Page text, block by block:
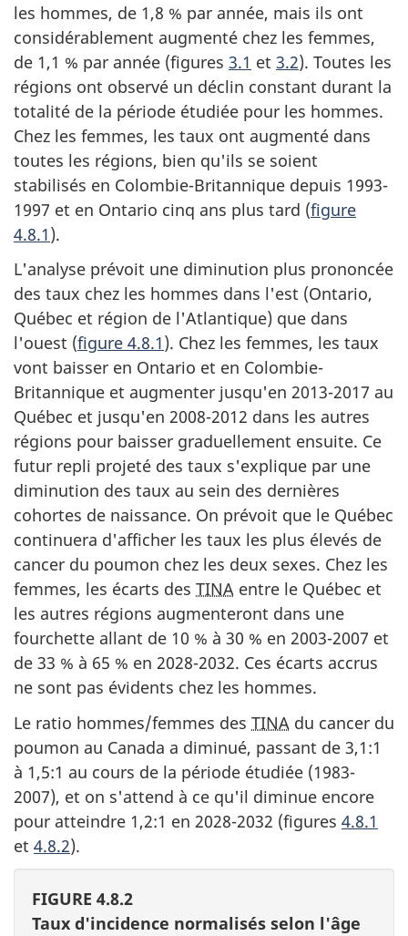
les hommes, de 1,8 % par année, mais ils ont
considérablement augmenté chez les femmes,
de 1,1 % par année (figures 3.1 et 3.2). Toutes les
régions ont observé un déclin constant durant la
totalité de la période étudiée pour les hommes.
Chez les femmes, les taux ont augmenté dans
toutes les régions, bien qu'ils se soient
stabilisés en Colombie-Britannique depuis 1993-
1997 et en Ontario cinq ans plus tard (figure
4.8.1).
L'analyse prévoit une diminution plus prononcée
des taux chez les hommes dans l'est (Ontario,
Québec et région de l'Atlantique) que dans
l'ouest (figure 4.8.1). Chez les femmes, les taux
vont baisser en Ontario et en Colombie-
Britannique et augmenter jusqu'en 2013-2017 au
Québec et jusqu'en 2008-2012 dans les autres
régions pour baisser graduellement ensuite. Ce
futur repli projeté des taux s'explique par une
diminution des taux au sein des dernières
cohortes de naissance. On prévoit que le Québec
continuera d'afficher les taux les plus élevés de
cancer du poumon chez les deux sexes. Chez les
femmes, les écarts des TINA entre le Québec et
les autres régions augmenteront dans une
fourchette allant de 10 % à 30 % en 2003-2007 et
de 33 % à 65 % en 2028-2032. Ces écarts accrus
ne sont pas évidents chez les hommes.
Le ratio hommes/femmes des TINA du cancer du
poumon au Canada a diminué, passant de 3,1:1
à 1,5:1 au cours de la période étudiée (1983-
2007), et on s'attend à ce qu'il diminue encore
pour atteindre 1,2:1 en 2028-2032 (figures 4.8.1
et 4.8.2).
FIGURE 4.8.2
Taux d'incidence normalisés selon l'âge